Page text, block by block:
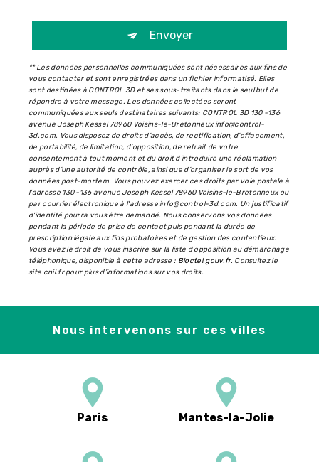
Envoyer
** Les données personnelles communiquées sont nécessaires aux fins de
vous contacter et sont enregistrées dans un fichier informatisé. Elles
sont destinées à CONTROL 3D et ses sous-traitants dans le seul but de
répondre à votre message. Les données collectées seront
communiquées aux seuls destinataires suivants: CONTROL 3D 130 -136
avenue Joseph Kessel 78960 Voisins-le-Bretonneux info@control-
3d.com. Vous disposez de droits d’accès, de rectification, d’effacement,
de portabilité, de limitation, d’opposition, de retrait de votre
consentement à tout moment et du droit d’introduire une réclamation
auprès d’une autorité de contrôle, ainsi que d’organiser le sort de vos
données post-mortem. Vous pouvez exercer ces droits par voie postale à
l'adresse 130 -136 avenue Joseph Kessel 78960 Voisins-le-Bretonneux ou
par courrier électronique à l'adresse info@control-3d.com. Un justificatif
d'identité pourra vous être demandé. Nous conservons vos données
pendant la période de prise de contact puis pendant la durée de
prescription légale aux fins probatoires et de gestion des contentieux.
Vous avez le droit de vous inscrire sur la liste d'opposition au démarchage
téléphonique, disponible à cette adresse : Bloctel.gouv.fr. Consultez le
site cnil.fr pour plus d’informations sur vos droits.
Nous intervenons sur ces villes
Paris Mantes-la-Jolie